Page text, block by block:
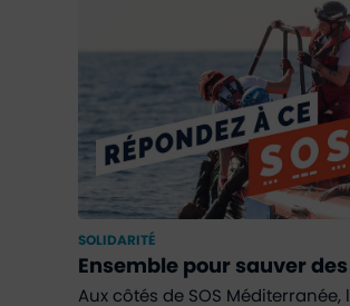
SOLIDARITÉ
Ensemble pour sauver
Aux côtés de SOS Méditerranée,